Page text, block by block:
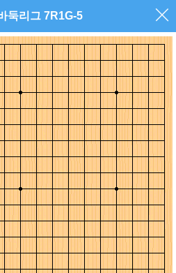
둑리그 7R1G-5